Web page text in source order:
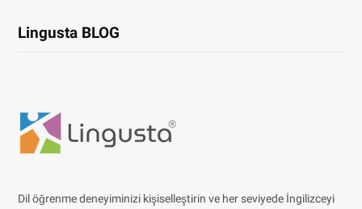
Lingusta BLOG
Dil öğrenme deneyiminizi kişiselleştirin ve her seviyede İngilizceyi